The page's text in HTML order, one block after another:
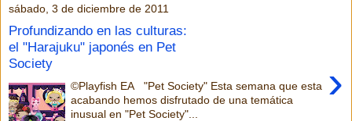
sábado, 3 de diciembre de 2011
Profundizando en las culturas:
el "Harajuku" japonés en Pet
Society
›
©Playfish EA "Pet Society" Esta semana que esta
acabando hemos disfrutado de una temática
inusual en "Pet Society"...